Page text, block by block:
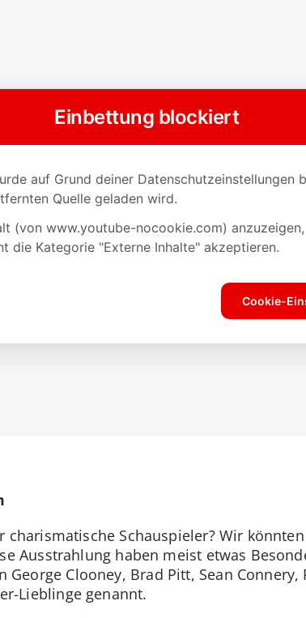
charismatische Schauspieler? Wir
Ausstrahlung haben meist etwas
Clooney, Brad Pitt, Sean Connery,
Lieblinge genannt.